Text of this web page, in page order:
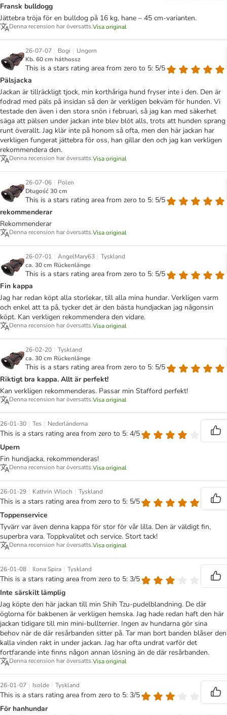
Fransk bulldogg
Jättebra tröja för en bulldog på 16 kg, hane – 45 cm-varianten.
Denna recension har översatts.Visa original
26-07-07 | Bogi | Ungern
Kb. 60 cm háthossz
This is a stars rating area from zero to 5: 5/5
Pälsjacka
Jackan är tillräckligt tjock, min korthåriga hund fryser inte i den. Den är
fodrad med päls på insidan så den är verkligen bekväm för hunden. Vi
testade den även i den stora snön i februari, så jag kan med säkerhet
säga att pälsen under jackan inte blev blöt alls, trots att hunden sprang
runt överallt. Jag klär inte på honom så ofta, men den här jackan har
verkligen fungerat jättebra för oss, han gillar den och jag kan verkligen
rekommendera den.
Denna recension har översatts.Visa original
26-07-06 | Polen
Długość 30 cm
This is a stars rating area from zero to 5: 5/5
rekommenderar
Rekommenderar
Denna recension har översatts.Visa original
26-07-01 | AngelMary63 | Tyskland
ca. 30 cm Rückenlänge
This is a stars rating area from zero to 5: 5/5
Fin kappa
Jag har redan köpt alla storlekar, till alla mina hundar. Verkligen varm
och enkel att ta på, tycker det är den bästa hundjackan jag någonsin
köpt. Kan verkligen rekommendera den vidare.
Denna recension har översatts.Visa original
26-02-20 | Tyskland
ca. 30 cm Rückenlänge
This is a stars rating area from zero to 5: 5/5
Riktigt bra kappa. Allt är perfekt!
Kan verkligen rekommenderas. Passar min Stafford perfekt!
Denna recension har översatts.Visa original
26-01-30 | Tes | Nederländerna
This is a stars rating area from zero to 5: 4/5
Upern
Fin hundjacka, rekommenderas!
Denna recension har översatts.Visa original
26-01-29 | Kathrin Wloch | Tyskland
This is a stars rating area from zero to 5: 5/5
Toppenservice
Tyvärr var även denna kappa för stor för vår lilla. Den är väldigt fin,
superbra vara. Toppkvalitet och service. Stort tack!
Denna recension har översatts.Visa original
26-01-08 | Ilona Spira | Tyskland
This is a stars rating area from zero to 5: 3/5
Inte särskilt lämplig
Jag köpte den här jackan till min Shih Tzu-pudelblandning. De där
öglorna för bakbenen är verkligen hemska. Jag hade redan haft den här
jackan tidigare till min mini-bullterrier. Ingen av hundarna gör sina
behov när de där resårbanden sitter på. Tar man bort banden blåser den
kalla vinden rakt in under jackan. Jag har ofta undrat varför det
fortfarande inte finns någon annan lösning än de där resårbanden.
Denna recension har översatts.Visa original
26-01-07 | Isolde | Tyskland
This is a stars rating area from zero to 5: 3/5
För hanhundar